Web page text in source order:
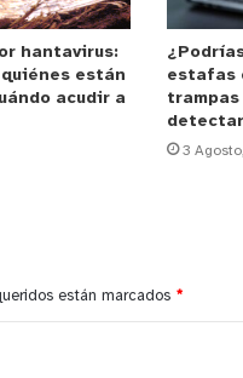
hantavirus:
están
acudir a
estafas
detectar
3
están marcados *